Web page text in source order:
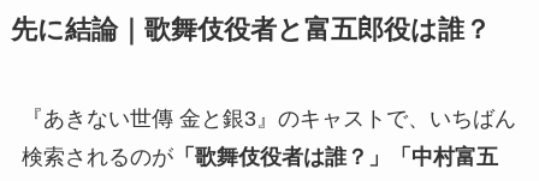
先に結論｜歌舞伎役者と富五郎役は誰？
『あきない世傳 金と銀3』のキャストで、いちばん
検索されるのが「歌舞伎役者は誰？」「中村富五